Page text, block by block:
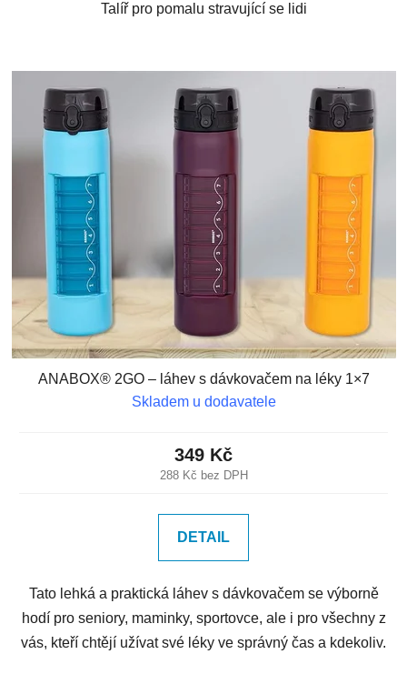
Talíř pro pomalu stravující se lidi
ANABOX® 2GO – láhev s dávkovačem na léky 1×7
Skladem u dodavatele
288 Kč bez DPH
349 Kč
DETAIL
Tato lehká a praktická láhev s dávkovačem se výborně
hodí pro seniory, maminky, sportovce, ale i pro všechny z
vás, kteří chtějí užívat své léky ve správný čas a kdekoliv.